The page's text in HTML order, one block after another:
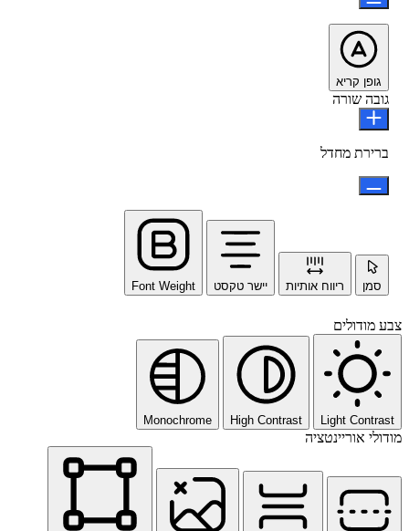
גופן קריא
גובה שורה
ברירת מחדל
סמן ריווח אותיות יישר טקסט Font Weight
צבע מודולים
Light Contrast
High Contrast
Monochrome
מודולי אוריינטציה